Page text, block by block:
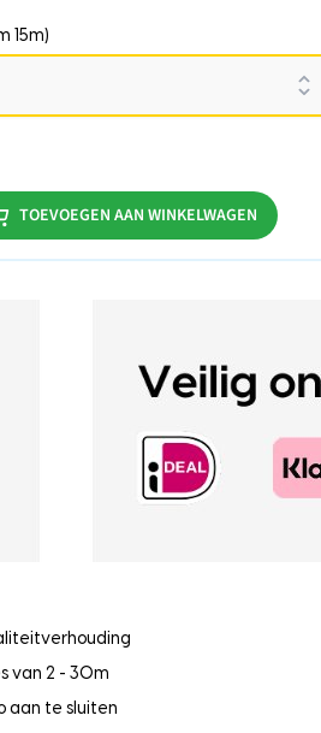
15m)
TOEVOEGEN AAN WINKELWAGEN
van 2 - 30m
aan te sluiten